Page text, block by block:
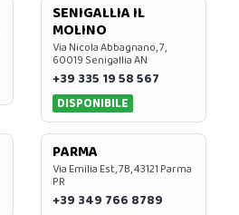
SENIGALLIA IL
MOLINO
Via Nicola Abbagnano, 7,
60019 Senigallia AN
+39 335 19 58 567
DISPONIBILE
PARMA
Via Emilia Est, 7B, 43121 Parma
PR
+39 349 766 8789